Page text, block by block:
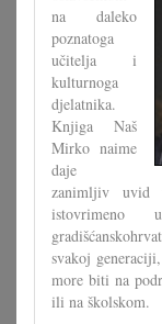
na daleko
poznatoga
učitelja i
kulturnoga
djelatnika.
Knjiga Naš
Mirko naime
daje
zanimljiv
svakoj
more biti na
ili na školskom.